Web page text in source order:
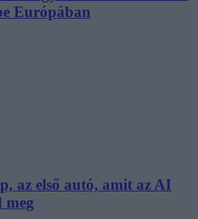
Európában
az első autó, amit az AI
meg